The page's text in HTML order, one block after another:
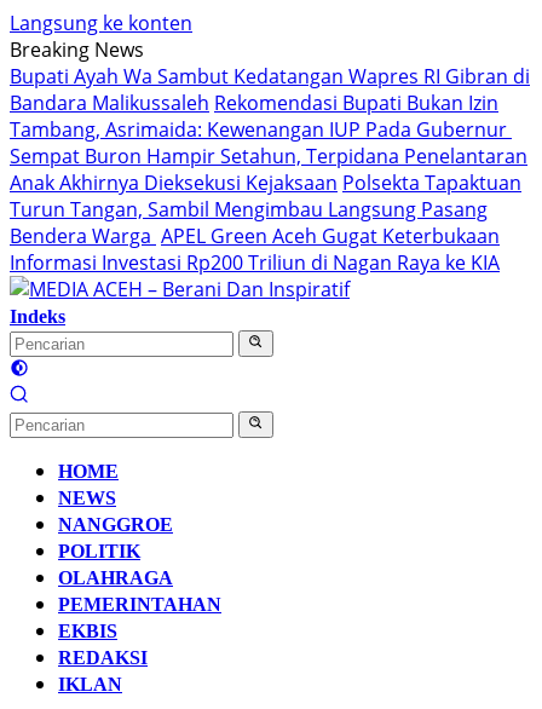
Langsung ke konten
Breaking News
Bupati Ayah Wa Sambut Kedatangan Wapres RI Gibran di
Bandara Malikussaleh Rekomendasi Bupati Bukan Izin
Tambang, Asrimaida: Kewenangan IUP Pada Gubernur
Sempat Buron Hampir Setahun, Terpidana Penelantaran
Anak Akhirnya Dieksekusi Kejaksaan Polsekta Tapaktuan
Turun Tangan, Sambil Mengimbau Langsung Pasang
Bendera Warga APEL Green Aceh Gugat Keterbukaan
Informasi Investasi Rp200 Triliun di Nagan Raya ke KIA
Indeks
HOME
NEWS
NANGGROE
POLITIK
OLAHRAGA
PEMERINTAHAN
EKBIS
REDAKSI
IKLAN